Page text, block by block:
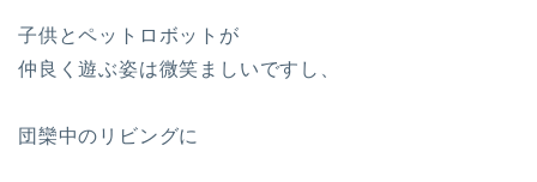
子供とペットロボットが
仲良く遊ぶ姿は微笑ましいですし、
団欒中のリビングに